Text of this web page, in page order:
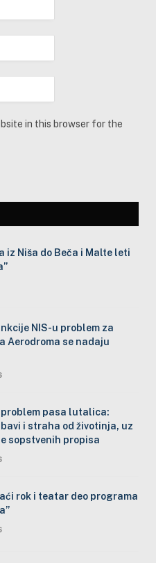
in this browser for the
iz Niša do Beča i Malte leti
NIS-u problem za
Aerodroma se nadaju
problem pasa lutalica:
i straha od životinja, uz
sopstvenih propisa
rok i teatar deo programa